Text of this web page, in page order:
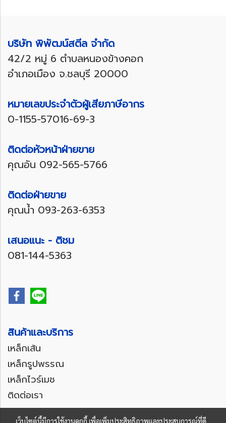
บริษัท พิพัฒน์สตีล จำกัด
42/2 หมู่ 6 ตำบลหนองข้างคอก
อำเภอเมือง จ.ชลบุรี 20000
หมายเลขประจำตัวผู้เสียภาษีอากร
0-1155-57016-69-3
ติดต่อหัวหน้าฝ่ายขาย
คุณอัน 092-565-5766
ติดต่อฝ่ายขาย
คุณน้ำ 093-263-6353
เสนอแนะ - ติชม
081-144-5363
สินค้าและบริการ
เหล็กเส้น
เหล็กรูปพรรณ
เหล็กไวร์เมช
ติดต่อเรา
เว็บไซต์นี้มีการใช้งานคุกกี้ เพื่อเพิ่มประสิทธิภาพและประสบการณ์ที่ดี